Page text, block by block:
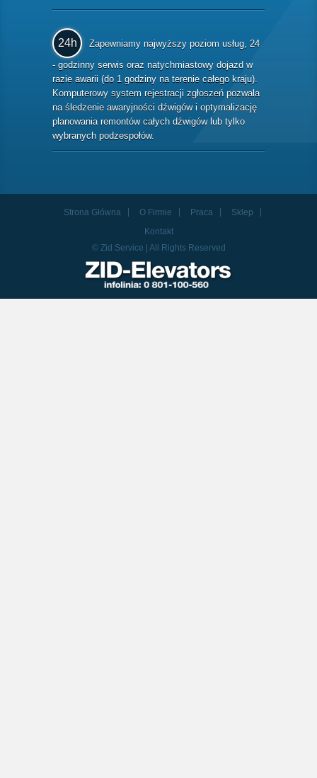
24h
Zapewniamy najwyższy poziom usług, 24
- godzinny serwis oraz natychmiastowy dojazd w
razie awarii (do 1 godziny na terenie całego kraju).
Komputerowy system rejestracji zgłoszeń pozwala
na śledzenie awaryjności dźwigów i optymalizację
planowania remontów całych dźwigów lub tylko
wybranych podzespołów.
Strona Główna O Firmie Praca
Sklep
Kontakt
© Zid Service | All Rights Reserved